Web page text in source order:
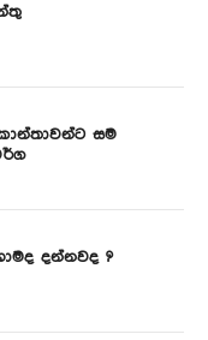
සම
දන්නවද ?